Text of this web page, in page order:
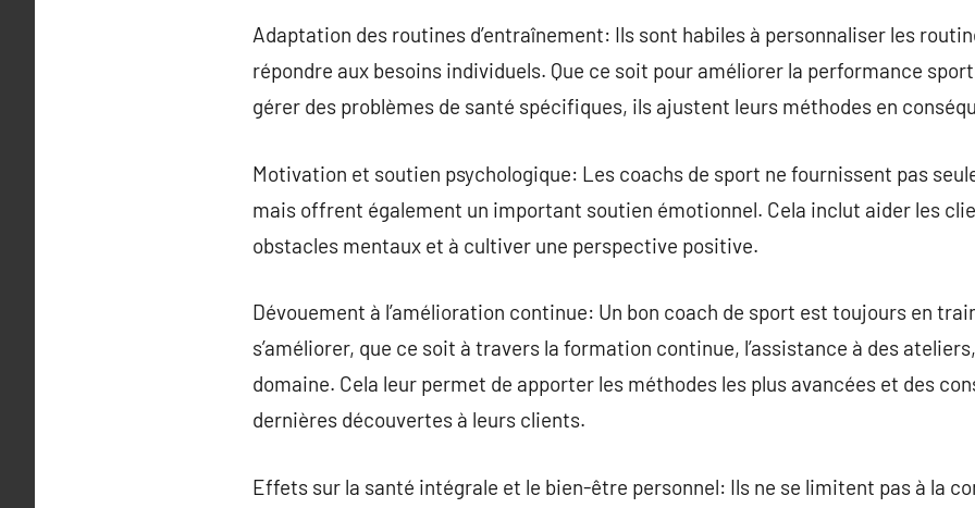
Adaptation des routines d’entraînement: Ils sont habiles à personnaliser les
répondre aux besoins individuels. Que ce soit pour améliorer la performance
gérer des problèmes de santé spécifiques, ils ajustent leurs méthodes en
Motivation et soutien psychologique: Les coachs de sport ne fournissent pas
mais offrent également un important soutien émotionnel. Cela inclut aider les
obstacles mentaux et à cultiver une perspective positive.
Dévouement à l’amélioration continue: Un bon coach de sport est toujours en
s’améliorer, que ce soit à travers la formation continue, l’assistance à des
domaine. Cela leur permet de apporter les méthodes les plus avancées et des
dernières découvertes à leurs clients.
Effets sur la santé intégrale et le bien-être personnel: Ils ne se limitent pas à la